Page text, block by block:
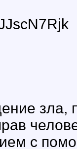
зла,
с